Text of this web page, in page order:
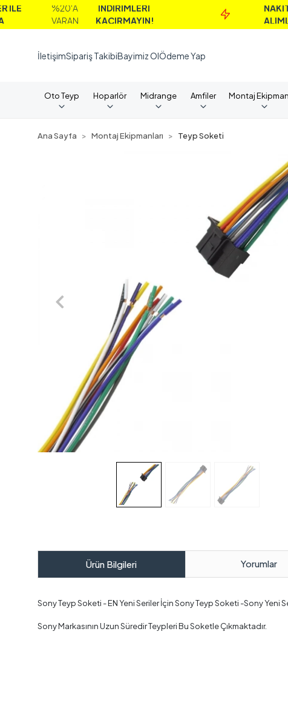
%20'A
İNDİRİMLERİ
KAÇIRMAYIN!
ALIMLARDA
İletişimSipariş TakibiBayimiz OlÖdeme Yap
Oto Teyp Hoparlör Midrange Amfiler Montaj
Ana Sayfa Montaj Ekipmanları Teyp Soketi
Ürün Bilgileri Yorumlar
Sony Teyp Soketi - EN Yeni Seriler İçin Sony Teyp Soketi -Sony Yeni
Sony Markasının Uzun Süredir Teypleri Bu Soketle Çıkmaktadır.